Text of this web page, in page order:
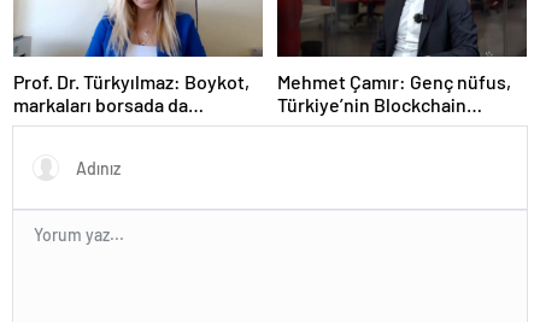
Prof. Dr. Türkyılmaz: Boykot,
markaları borsada da
etkileyebilir
Mehmet Çamır: Genç nüfus,
Türkiye’nin Blockchain
alanındaki gücü